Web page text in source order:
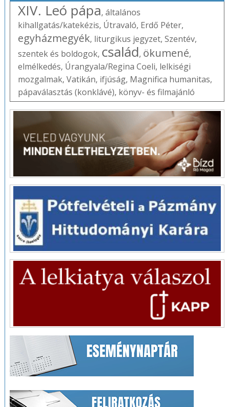
XIV. Leó pápa, általános
kihallgatás/katekézis, Útravaló, Erdő Péter,
egyházmegyék, liturgikus jegyzet, Szentév,
szentek és boldogok, család, ökumené,
elmélkedés, Úrangyala/Regina Coeli, lelkiségi
mozgalmak, Vatikán, ifjúság, Magnifica humanitas,
pápaválasztás (konklávé), könyv- és filmajánló